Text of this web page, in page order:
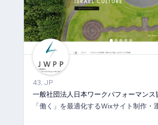
43, JP
一般社団法人日本ワークパフォーマンス
「働く」を最適化するWixサイト制作・